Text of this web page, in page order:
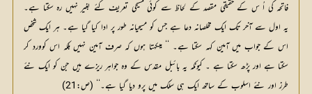
فاتحہ کی اُ س کے حقیقی مقصد کے لحاظ سے کوئی مسیحی تعریف کئے بغیر نہیں رہ سکتا ہے۔
یہ اول سے آخر تک ایک مخلصانہ دعا ہے جس کو مسیحیانہ طور پر ادا کیا گیا ہے۔ ہر ایک شخص
اس کے جواب میں آمین کہہ سکتا ہے۔ ‘‘ میںکہتا ہوں کہ صرف آمین نہیں بلکہ اس کوورد کر
سکتا ہے اور پڑھ سکتا ہے ۔ کیونکہ یہ بائبل مقدس کے وہ جواہر ریزے ہیں جن کو ایک نئے
طرز اور نئے اسلوب کے ساتھ ایک ہی سلک میں پرو دیا گیا ہے۔‘‘ (ص:21)